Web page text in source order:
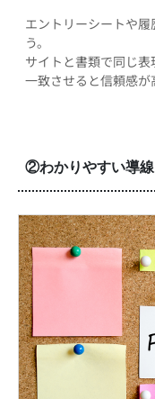
エントリーシートや
う。
サイトと書類で同じ
一致させると信頼感が
②わかりやすい導線